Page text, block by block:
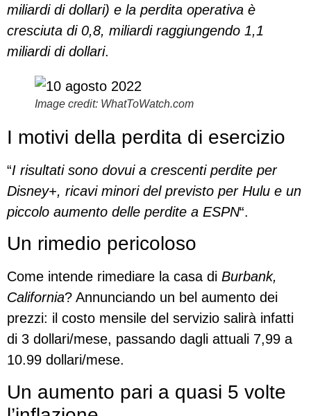
miliardi di dollari) e la perdita operativa è
cresciuta di 0,8, miliardi raggiungendo 1,1
miliardi di dollari.
Image credit: WhatToWatch.com
I motivi della perdita di esercizio
“I risultati sono dovui a crescenti perdite per
Disney+, ricavi minori del previsto per Hulu e un
piccolo aumento delle perdite a ESPN“.
Un rimedio pericoloso
Come intende rimediare la casa di Burbank,
California? Annunciando un bel aumento dei
prezzi: il costo mensile del servizio salirà infatti
di 3 dollari/mese, passando dagli attuali 7,99 a
10.99 dollari/mese.
Un aumento pari a quasi 5 volte